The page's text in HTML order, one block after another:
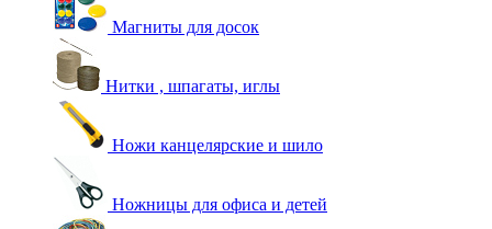
Магниты для досок
Нитки , шпагаты, иглы
Ножи канцелярские и шило
Ножницы для офиса и детей